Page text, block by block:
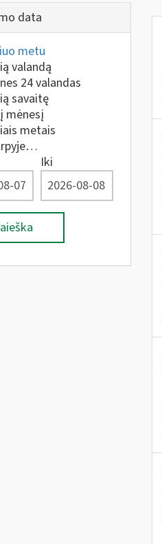
data
metu
valandą
24 valandas
savaitę
mėnesį
metais
Iki